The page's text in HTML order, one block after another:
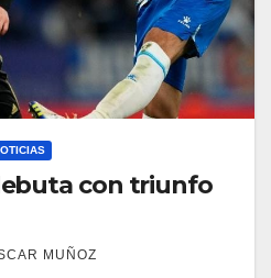
con triunfo
MUÑOZ